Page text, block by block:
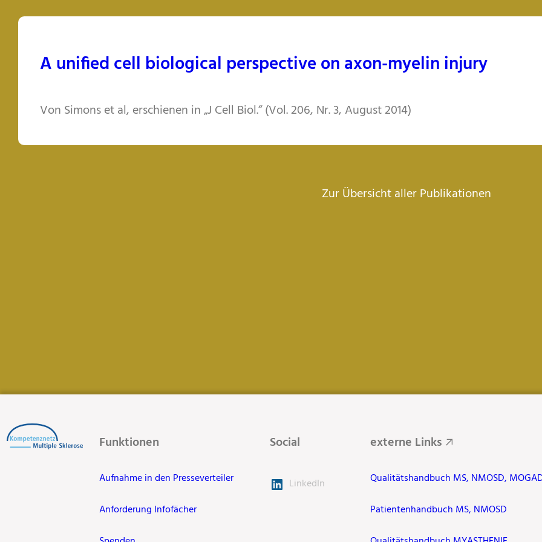
A unified cell biological perspective on axon-myelin injury
Von Simons et al, erschienen in „J Cell Biol.“ (Vol. 206, Nr. 3, August 2014)
Zur Übersicht aller Publikationen
Funktionen
Aufnahme in den Presseverteiler
Anforderung Infofächer
Social
LinkedIn
externe Links
Qualitätshandbuch MS, NMOSD,
Patientenhandbuch MS, NMOSD